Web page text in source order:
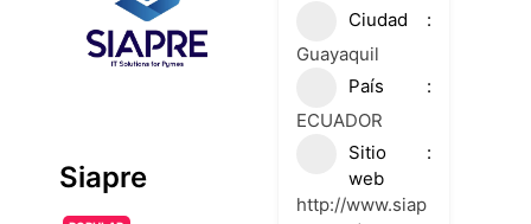
Siapre
Ciudad
Guayaquil
País
ECUADOR
Sitio
web
http://www.siap